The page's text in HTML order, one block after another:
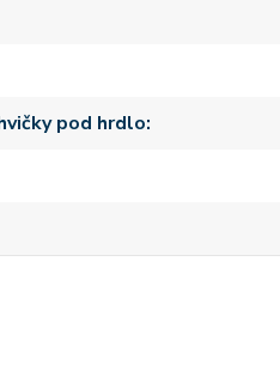
pod hrdlo